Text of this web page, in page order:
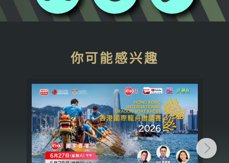
你可能感兴趣